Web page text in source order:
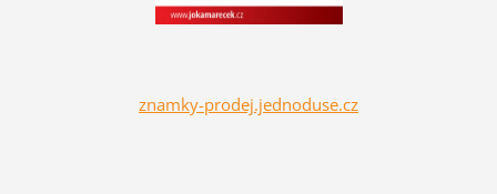
znamky-prodej.jednoduse.cz